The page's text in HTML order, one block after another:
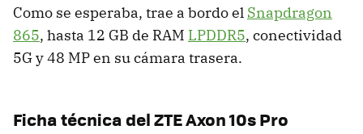
Como se esperaba, trae a bordo el Snapdragon
865, hasta 12 GB de RAM LPDDR5, conectividad
5G y 48 MP en su cámara trasera.
Ficha técnica del ZTE Axon 10s Pro